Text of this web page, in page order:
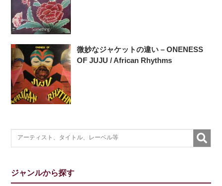
微妙なジャケットの違い – ONENESS
OF JUJU / African Rhythms
ジャンルから探す